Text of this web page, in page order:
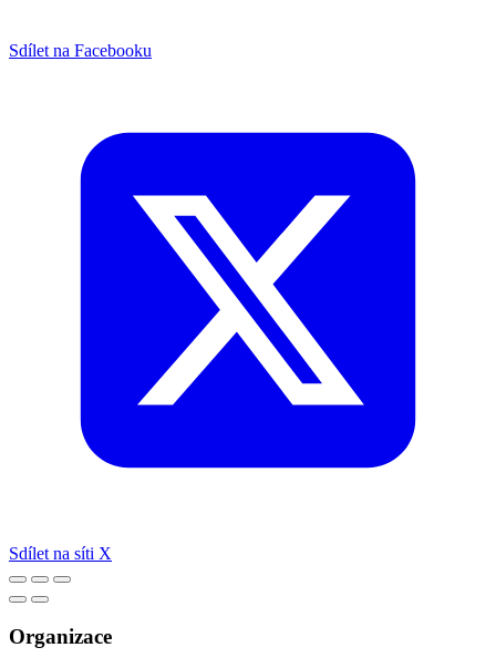
Sdílet na Facebooku
Sdílet na síti X
Organizace